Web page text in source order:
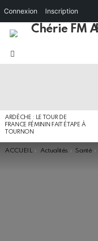
ARDÈCHE : LE TOUR DE
FRANCE FÉMININ FAIT ÉTAPE À
TOURNON
You are here:
ACCUEIL Actualités Santé
Connexion Inscription